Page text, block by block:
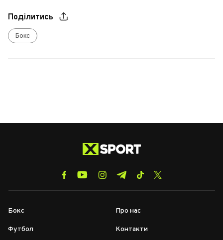
Поділитись
Бокс
Бокс
Футбол
Про нас
Контакти